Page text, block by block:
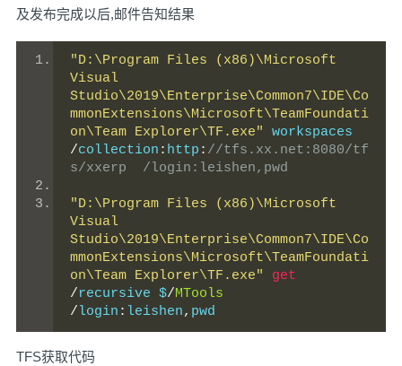
及发布完成以后,邮件告知结果
"D:\Program Files (x86)\Microsoft
Visual
Studio\2019\Enterprise\Common7\IDE\Co
mmonExtensions\Microsoft\TeamFoundati
on\Team Explorer\TF.exe"
/collection : http : //tfs.xx.net:8080/tf
s/xxerp  /login:leishen,pwd
"D:\Program Files (x86)\Microsoft
Visual
Studio\2019\Enterprise\Common7\IDE\Co
mmonExtensions\Microsoft\TeamFoundati
on\Team Explorer\TF.exe"
get
/recursive $/MTools
/login : leishen, pwd
TFS获取代码